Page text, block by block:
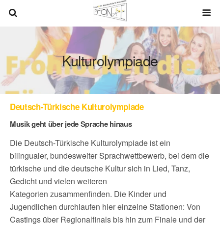
Kulturolympiade
Deutsch-Türkische Kulturolympiade
Musik geht über jede Sprache hinaus
Die Deutsch-Türkische Kulturolympiade ist ein
bilingualer, bundesweiter Sprachwettbewerb, bei dem die
türkische und die deutsche Kultur sich in Lied, Tanz,
Gedicht und vielen weiteren
Kategorien zusammenfinden. Die Kinder und
Jugendlichen durchlaufen hier einzelne Stationen: Von
Castings über Regionalfinals bis hin zum Finale und der